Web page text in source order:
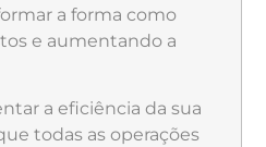
a forma como
e aumentando a
a eficiência da sua
todas as operações